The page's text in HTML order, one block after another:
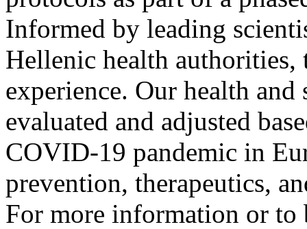
Informed by leading
Hellenic health authorities,
experience. Our health
evaluated and adjusted
COVID-19 pandemic in
prevention, therapeutics,
For more information or